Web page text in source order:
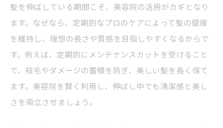
髪を伸ばしている期間こそ、美容院の活用がカギとなり
ます。なぜなら、定期的なプロのケアによって髪の健康
を維持し、理想の長さや質感を目指しやすくなるからで
す。例えば、定期的にメンテナンスカットを受けること
で、枝毛やダメージの蓄積を防ぎ、美しい髪を長く保て
ます。美容院を賢く利用し、伸ばし中でも清潔感と美し
さを両立させましょう。